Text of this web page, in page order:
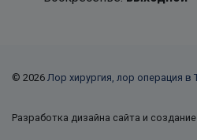
© 2026 Лор хирургия, лор операция в
Разработка дизайна сайта и